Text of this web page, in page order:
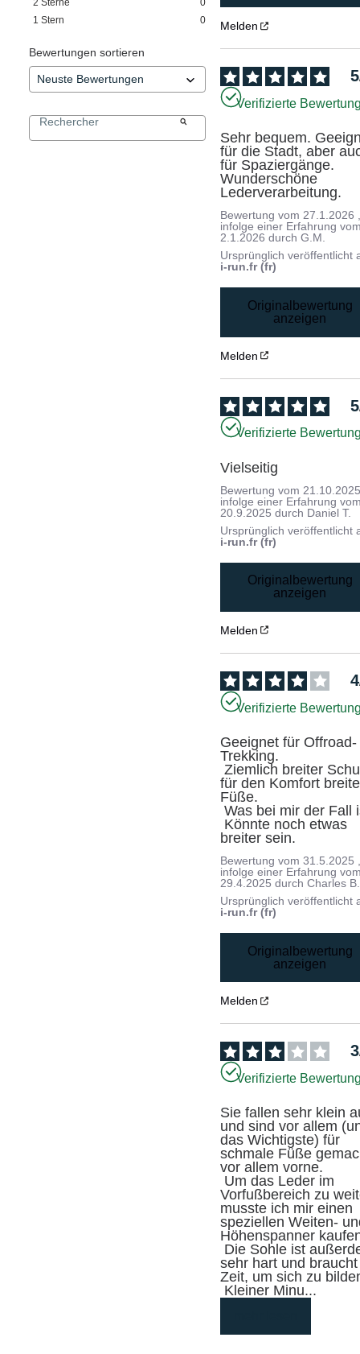
2 Sterne
0
1 Stern 0
Bewertungen sortieren
Melden
5
Verifizierte
Sehr bequem.
für die Stadt, aber
für Spaziergänge.
Wunderschöne
Lederverarbeitung.
Bewertung vom27.1.2026
infolge einer Erfahrung
2.1.2026 durchG.M.
Ursprünglich veröffentlicht
i-run.fr (fr)
Originalbewertung
anzeigen
Melden
5
Verifizierte
Vielseitig
Bewertung vom
infolge einer Erfahrung
20.9.2025 durch Daniel T.
Ursprünglich veröffentlicht
i-run.fr (fr)
Originalbewertung
anzeigen
Melden
4
Verifizierte
Geeignet für Offroad-
Trekking.
Ziemlich breiter Schuh
für den Komfort
Füße.
Was bei mir der Fall ist.
breiter sein.
Bewertung vom31.5.2025
infolge einer Erfahrung
29.4.2025 durchCharles B.
Ursprünglich veröffentlicht
i-run.fr (fr)
Originalbewertung
anzeigen
Melden
3
Verifizierte
Sie fallen sehr klein
und sind vor allem
das Wichtigste) für
schmale Füße
vor allem vorne.
Vorfußbereich zu
musste ich mir einen
speziellen Weiten-
Höhenspanner
sehr hart und braucht
Zeit, um sich zu
Kleiner Minu...